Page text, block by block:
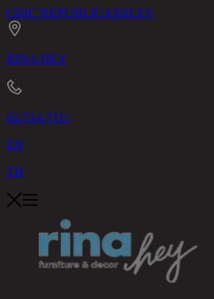
CHIC REPUBLICASHLEY
RINA HEY
02-514-7111
EN
TH